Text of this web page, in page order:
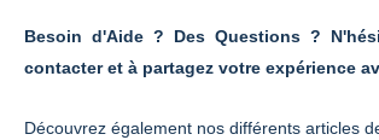
Besoin d'Aide ? Des Questions ?
contacter et à partagez votre expérience
Découvrez également nos différents articles